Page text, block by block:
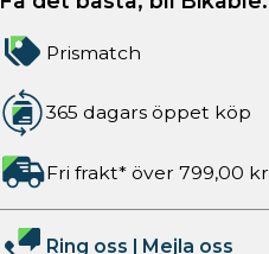
Prismatch
365 dagars öppet köp
Fri frakt* över 799,00 kr
Ring oss | Mejla oss